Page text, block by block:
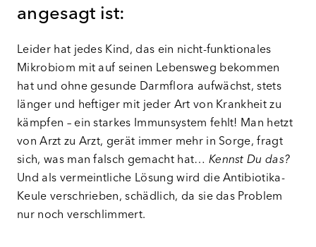
angesagt ist:
Leider hat jedes Kind, das ein nicht-funktionales
Mikrobiom mit auf seinen Lebensweg bekommen
hat und ohne gesunde Darmflora aufwächst, stets
länger und heftiger mit jeder Art von Krankheit zu
kämpfen – ein starkes Immunsystem fehlt! Man hetzt
von Arzt zu Arzt, gerät immer mehr in Sorge, fragt
sich, was man falsch gemacht hat… Kennst Du das?
Und als vermeintliche Lösung wird die Antibiotika-
Keule verschrieben, schädlich, da sie das Problem
nur noch verschlimmert.